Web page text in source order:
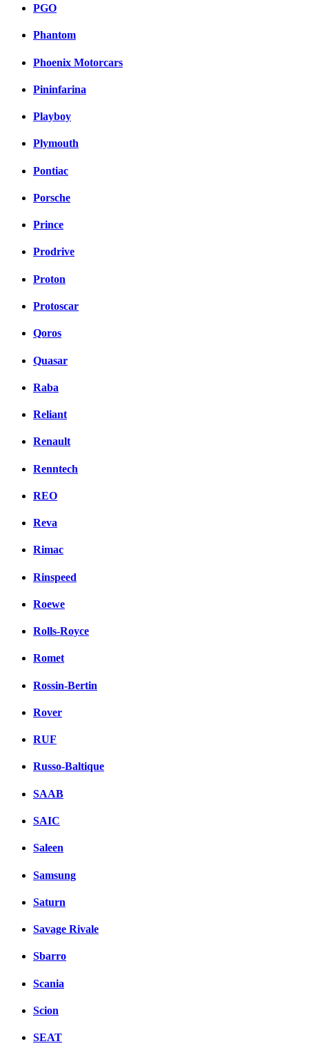
PGO
Phantom
Phoenix Motorcars
Pininfarina
Playboy
Plymouth
Pontiac
Porsche
Prince
Prodrive
Proton
Protoscar
Qoros
Quasar
Raba
Reliant
Renault
Renntech
REO
Reva
Rimac
Rinspeed
Roewe
Rolls-Royce
Romet
Rossin-Bertin
Rover
RUF
Russo-Baltique
SAAB
SAIC
Saleen
Samsung
Saturn
Savage Rivale
Sbarro
Scania
Scion
SEAT